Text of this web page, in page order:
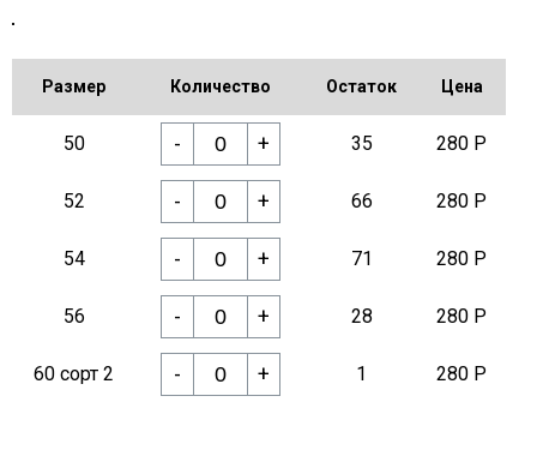
Размер Количество Остаток Цена
50 +
- 35 280 Р
52 +
- 66 280 Р
54 +
- 71 280 Р
56 +
- 28 280 Р
60 сорт 2 +
- 1 280 Р